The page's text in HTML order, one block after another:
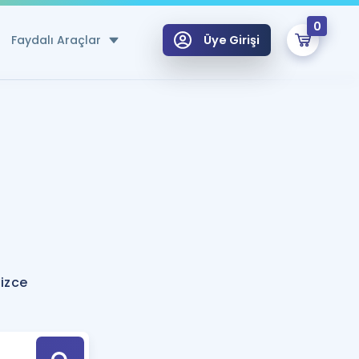
Faydalı Araçlar
Hesaplama Aracı
için Öneriler
Tek Takvimde
Üye Girişi
0